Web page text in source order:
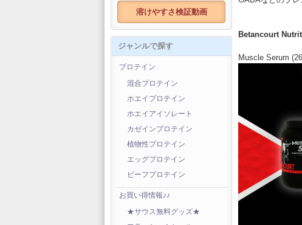
溶けやすさ検証動画
ジャンルで探す
プロテイン
混合プロテイン
ホエイプロテイン
ホエイアイソレート
カゼインプロテイン
植物性プロテイン
エッグプロテイン
ビーフプロテイン
お買い得情報♪♪
★サウス無料グッズ★
Betancourt
Muscle Serum